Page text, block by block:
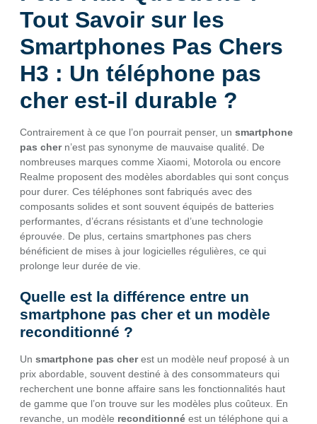
Tout Savoir sur les
Smartphones Pas Chers
H3 : Un téléphone pas
cher est-il durable ?
Contrairement à ce que l’on pourrait penser, un smartphone
pas chern’est pas synonyme de mauvaise qualité. De
nombreuses marques comme Xiaomi, Motorola ou encore
Realme proposent des modèles abordables qui sont conçus
pour durer. Ces téléphones sont fabriqués avec des
composants solides et sont souvent équipés de batteries
performantes, d’écrans résistants et d’une technologie
éprouvée. De plus, certains smartphones pas chers
bénéficient de mises à jour logicielles régulières, ce qui
prolonge leur durée de vie.
Quelle est la différence entre un
smartphone pas cher et un modèle
reconditionné ?
Un smartphone pas cherest un modèle neuf proposé à un
prix abordable, souvent destiné à des consommateurs qui
recherchent une bonne affaire sans les fonctionnalités haut
de gamme que l’on trouve sur les modèles plus coûteux. En
revanche, un modèle reconditionné est un téléphone qui a